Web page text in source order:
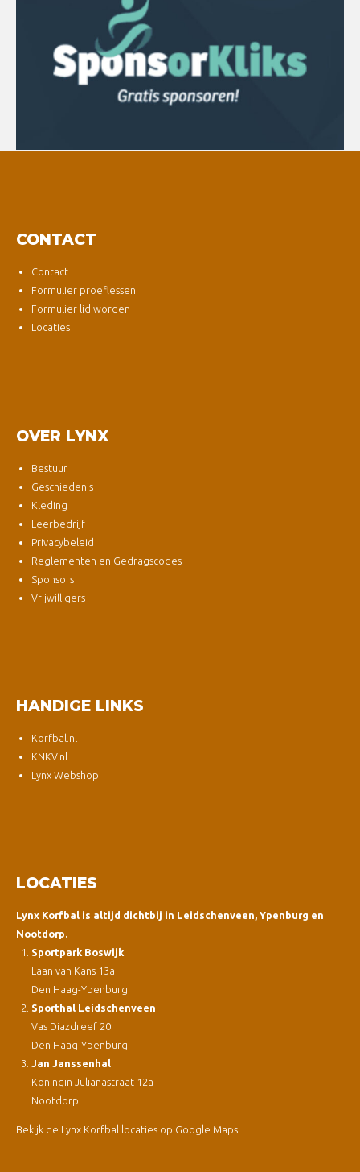
CONTACT
Contact
Formulier proeflessen
Formulier lid worden
Locaties
OVER LYNX
Bestuur
Geschiedenis
Kleding
Leerbedrijf
Privacybeleid
Reglementen en Gedragscodes
Sponsors
Vrijwilligers
HANDIGE LINKS
Korfbal.nl
KNKV.nl
Lynx Webshop
LOCATIES
Lynx Korfbal is altijd dichtbij in Leidschenveen, Ypenburg en
Nootdorp.
Sportpark Boswijk
Laan van Kans 13a
Den Haag-Ypenburg
Sporthal Leidschenveen
Vas Diazdreef 20
Den Haag-Ypenburg
Jan Janssenhal
Koningin Julianastraat 12a
Nootdorp
Bekijk de Lynx Korfbal locaties op Google Maps